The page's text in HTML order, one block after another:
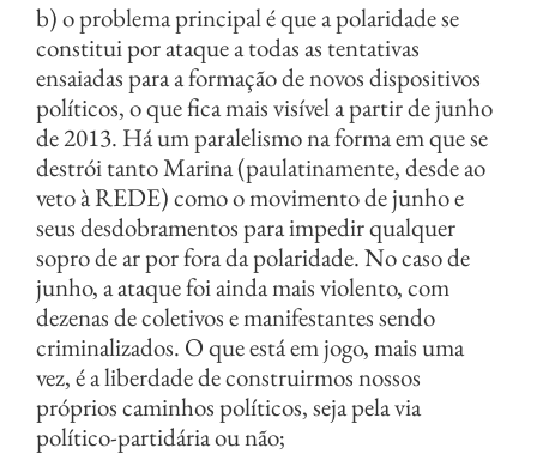
b) o problema principal é que a polaridade se
constitui por ataque a todas as tentativas
ensaiadas para a formação de novos dispositivos
políticos, o que fica mais visível a partir de junho
de 2013. Há um paralelismo na forma em que se
destrói tanto Marina (paulatinamente, desde ao
veto à REDE) como o movimento de junho e
seus desdobramentos para impedir qualquer
sopro de ar por fora da polaridade. No caso de
junho, a ataque foi ainda mais violento, com
dezenas de coletivos e manifestantes sendo
criminalizados. O que está em jogo, mais uma
vez, é a liberdade de construirmos nossos
próprios caminhos políticos, seja pela via
político-partidária ou não;